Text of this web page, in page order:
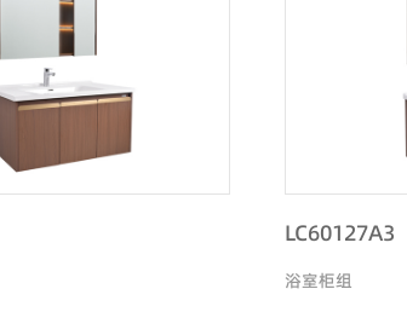
LC60127A3
浴室柜组